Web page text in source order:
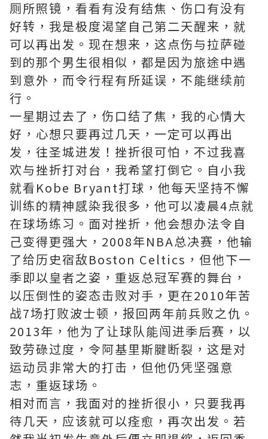
厕所照镜，看看有没有结焦、伤口有没有
好​​转，我是极度渴望自己第二天醒来，就
可以再出发。现在想来，这点伤与拉萨碰
到的那个男生很相似，都是因为旅途中遇
到意外，而令行程有所延误，不能继续前
行。
一星期过去了，伤口结了焦，我的心情大
好，心想只要再过几天，一定可以再出
发，往圣城进发！挫折很可怕，不过我喜
欢与挫折打对台，我希望打倒它。自小我
就看Kobe Bryant打球，他每天坚持不懈
训练的精神感染我很多，他可以凌晨4点就
在球场练习。面对挫折，他会想办法令自
己变得更强大，2008年NBA总决赛，他输
了给历史宿敌Boston Celtics，但他下一
季即以皇者之姿，重返总冠军赛的舞台，
以压倒性的姿态击败对手，更在2010年苦
战7场打败波士顿，报回两年前兵败之仇。
2013年，他为了让球队能闯进季后赛，以
致劳碌过度，令阿基里斯腱断裂，这是对
运动员非常大的打击，但他仍凭坚强意
志，重返球场。
相对而言，我面对的挫折很小，只要我再
待几天，应该就可以痊愈，再次出发。若